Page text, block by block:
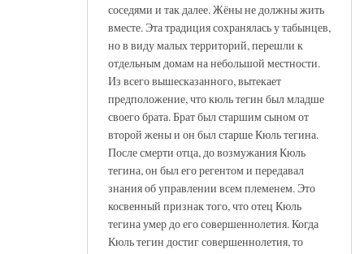
соседями и так далее. Жёны не должны жить
вместе. Эта традиция сохранялась у табынцев,
но в виду малых территорий, перешли к
отдельным домам на небольшой местности.
Из всего вышесказанного, вытекает
предположение, что кюль тегин был младше
своего брата. Брат был старшим сыном от
второй жены и он был старше Кюль тегина.
После смерти отца, до возмужания Кюль
тегина, он был его регентом и передавал
знания об управлении всем племенем. Это
косвенный признак того, что отец Кюль
тегина умер до его совершеннолетия. Когда
Кюль тегин достиг совершеннолетия, то